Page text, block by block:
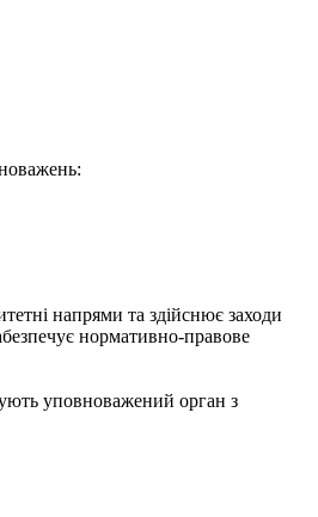
напрями та здійснює заходи
нормативно-правове
уповноважений орган з